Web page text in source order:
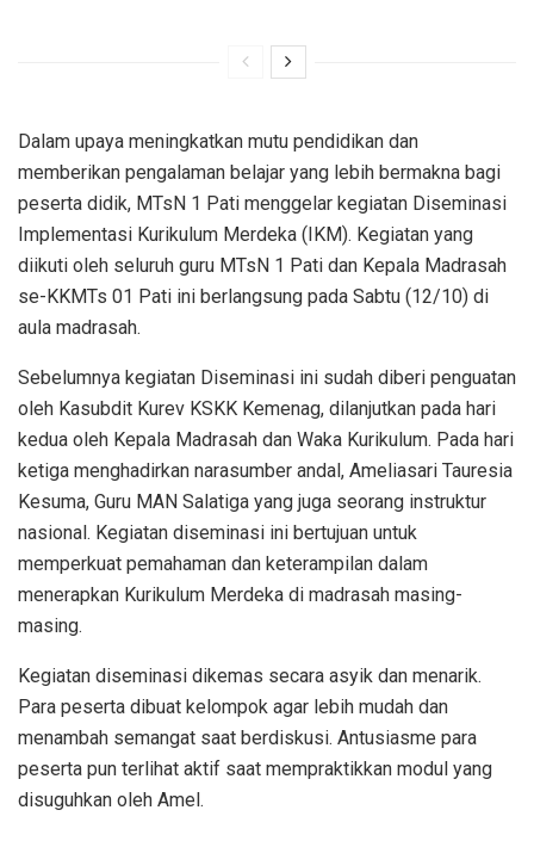
Dalam upaya meningkatkan mutu pendidikan dan
memberikan pengalaman belajar yang lebih bermakna bagi
peserta didik, MTsN 1 Pati menggelar kegiatan Diseminasi
Implementasi Kurikulum Merdeka (IKM). Kegiatan yang
diikuti oleh seluruh guru MTsN 1 Pati dan Kepala Madrasah
se-KKMTs 01 Pati ini berlangsung pada Sabtu (12/10) di
aula madrasah.
Sebelumnya kegiatan Diseminasi ini sudah diberi penguatan
oleh Kasubdit Kurev KSKK Kemenag, dilanjutkan pada hari
kedua oleh Kepala Madrasah dan Waka Kurikulum. Pada hari
ketiga menghadirkan narasumber andal, Ameliasari Tauresia
Kesuma, Guru MAN Salatiga yang juga seorang instruktur
nasional. Kegiatan diseminasi ini bertujuan untuk
memperkuat pemahaman dan keterampilan dalam
menerapkan Kurikulum Merdeka di madrasah masing-
masing.
Kegiatan diseminasi dikemas secara asyik dan menarik.
Para peserta dibuat kelompok agar lebih mudah dan
menambah semangat saat berdiskusi. Antusiasme para
peserta pun terlihat aktif saat mempraktikkan modul yang
disuguhkan oleh Amel.